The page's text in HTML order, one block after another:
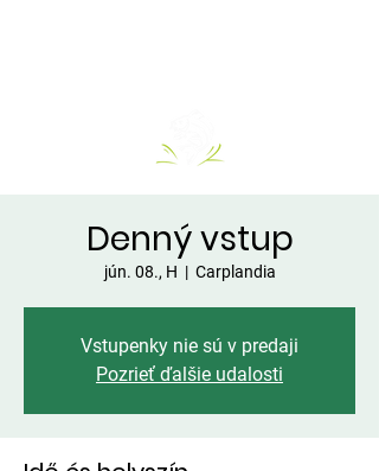
Denný vstup
jún. 08., H
  |
Carplandia
Vstupenky nie sú v predaji
Pozrieť ďalšie udalosti